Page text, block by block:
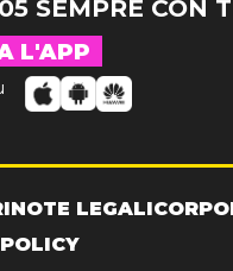
SEMPRE CON
L'APP
NOTE LEGALI